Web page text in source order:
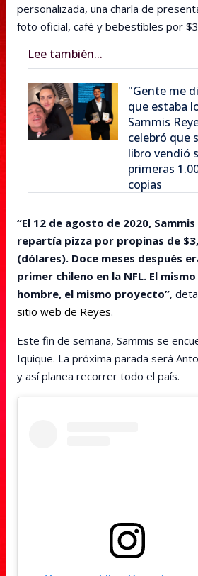
personalizada, una charla de
foto oficial, café y bebestibles por
Lee también...
"Gente me
que estaba
Sammis
celebró que
libro vendió
primeras
copias
“El 12 de agosto de 2020, Sammis
repartía pizza por propinas de
(dólares). Doce meses después
primer chileno en la NFL. El mismo
hombre, el mismo proyecto”,
sitio web de Reyes.
Este fin de semana, Sammis se
Iquique. La próxima parada será
y así planea recorrer todo el país.